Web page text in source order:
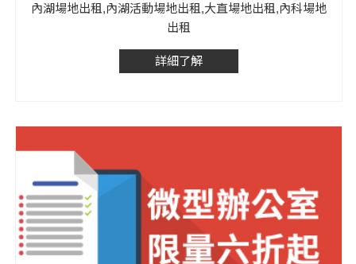
內湖場地出租,內湖活動場地出租,大直場地出租,內科場地
出租
詳細了解